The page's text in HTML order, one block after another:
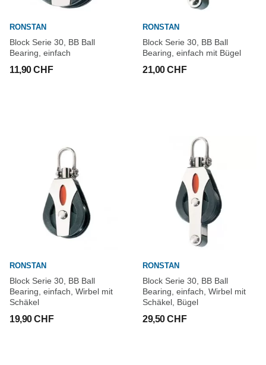
RONSTAN
Block Serie 30, BB Ball
Bearing, einfach
11,90 CHF
RONSTAN
Block Serie 30, BB Ball
Bearing, einfach mit Bügel
21,00 CHF
RONSTAN
Block Serie 30, BB Ball
Bearing, einfach, Wirbel mit
Schäkel
19,90 CHF
RONSTAN
Block Serie 30, BB Ball
Bearing, einfach, Wirbel mit
Schäkel, Bügel
29,50 CHF